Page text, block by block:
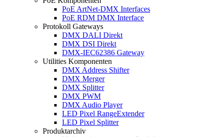
PoE ArtNet-DMX Interfaces
PoE RDM DMX Interface
Protokoll Gateways
DMX DALI Direkt
DMX DSI Direkt
DMX-IEC62386 Gateway
Utilities Komponenten
DMX Address Shifter
DMX Merger
DMX Splitter
DMX PWM
DMX Audio Player
LED Pixel RangeExtender
LED Pixel Splitter
Produktarchiv